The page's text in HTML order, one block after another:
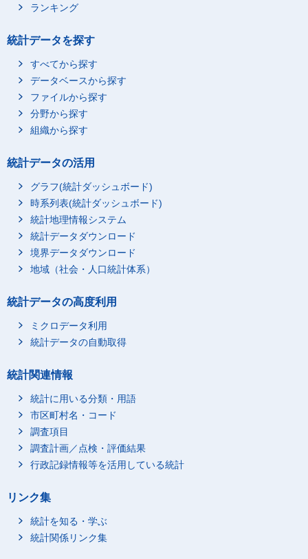
高 知
長 崎
大 分
宮 崎
沖 縄
ランキング
統計データを探す
すべてから探す
データベースから探す
ファイルから探す
分野から探す
組織から探す
統計データの活用
グラフ(統計ダッシュボード)
時系列表(統計ダッシュボード)
統計地理情報システム
統計データダウンロード
境界データダウンロード
地域（社会・人口統計体系）
統計データの高度利用
ミクロデータ利用
統計データの自動取得
統計関連情報
統計に用いる分類・用語
市区町村名・コード
調査項目
調査計画／点検・評価結果
行政記録情報等を活用している統計
リンク集
統計を知る・学ぶ
統計関係リンク集